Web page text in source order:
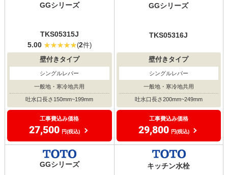
GGシリーズ
TKS05315J
5.00
(2件)
壁付きタイプ
シングルレバー
一般地・寒冷地共用
吐水口長さ150mm~199mm
工事費込み価格
27,500 円(税込)
GGシリーズ
TKS05316J
壁付きタイプ
シングルレバー
一般地・寒冷地共用
吐水口長さ200mm~249mm
工事費込み価格
29,800 円(税込)
GGシリーズ キッチン水栓